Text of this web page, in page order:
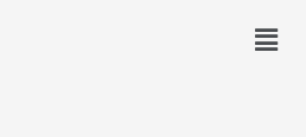
Menu